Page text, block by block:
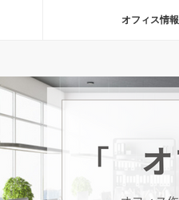
オフィス情報